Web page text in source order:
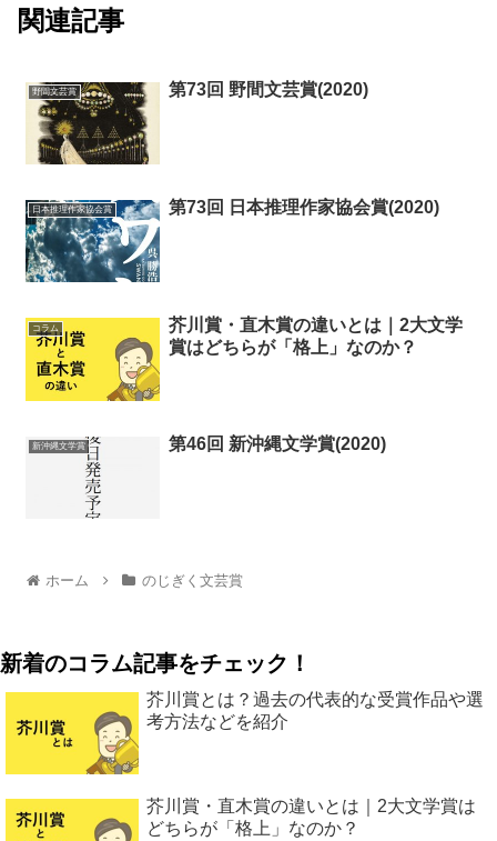
関連記事
野間文芸賞 第73回 野間文芸賞(2020)
日本推理作家協会賞 第73回 日本推理作家協会賞(2020)
コラム
芥川賞・直木賞の違いとは｜2大文学
賞はどちらが「格上」なのか？
新沖縄文学賞 第46回 新沖縄文学賞(2020)
ホーム のじぎく文芸賞
新着のコラム記事をチェック！
芥川賞とは？過去の代表的な受賞作品や選
考方法などを紹介
芥川賞・直木賞の違いとは｜2大文学賞は
どちらが「格上」なのか？